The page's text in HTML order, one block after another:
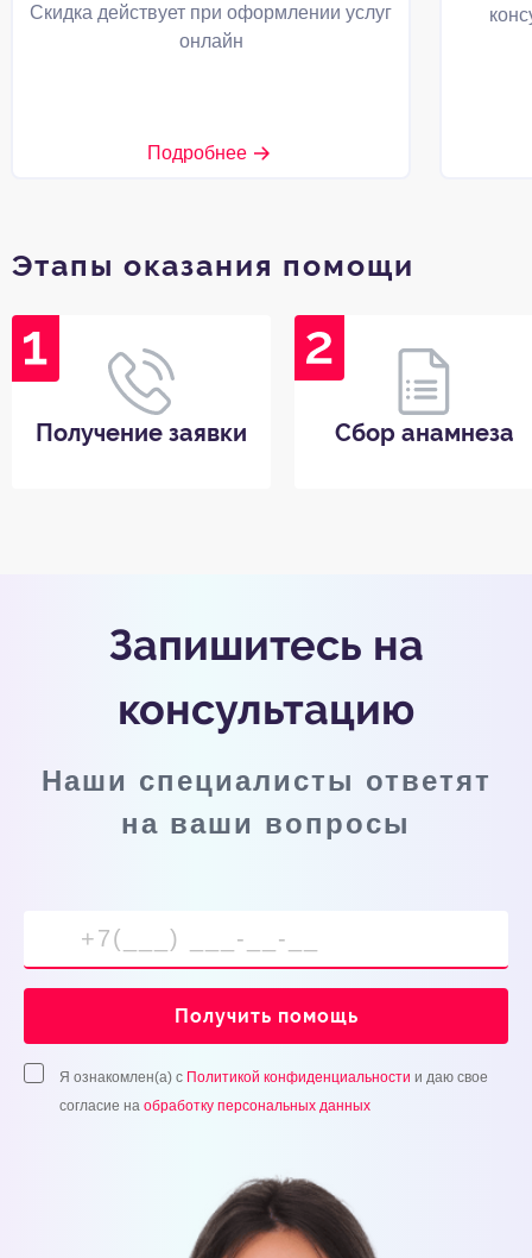
Скидка действует при оформлении услуг
онлайн
Подробнее
Этапы оказания помощи
Получение заявки Сбор анамнеза
Запишитесь на
консультацию
Наши специалисты ответят
на ваши вопросы
Получить помощь
Я ознакомлен(а) с Политикой конфиденциальности и даю свое
согласие на обработку персональных данных